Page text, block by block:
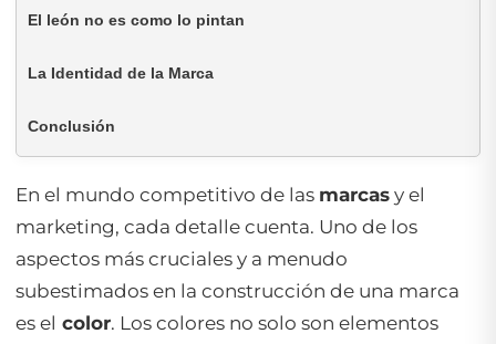
El león no es como lo pintan
La Identidad de la Marca
Conclusión
En el mundo competitivo de las marcas y el
marketing, cada detalle cuenta. Uno de los
aspectos más cruciales y a menudo
subestimados en la construcción de una marca
es el color. Los colores no solo son elementos